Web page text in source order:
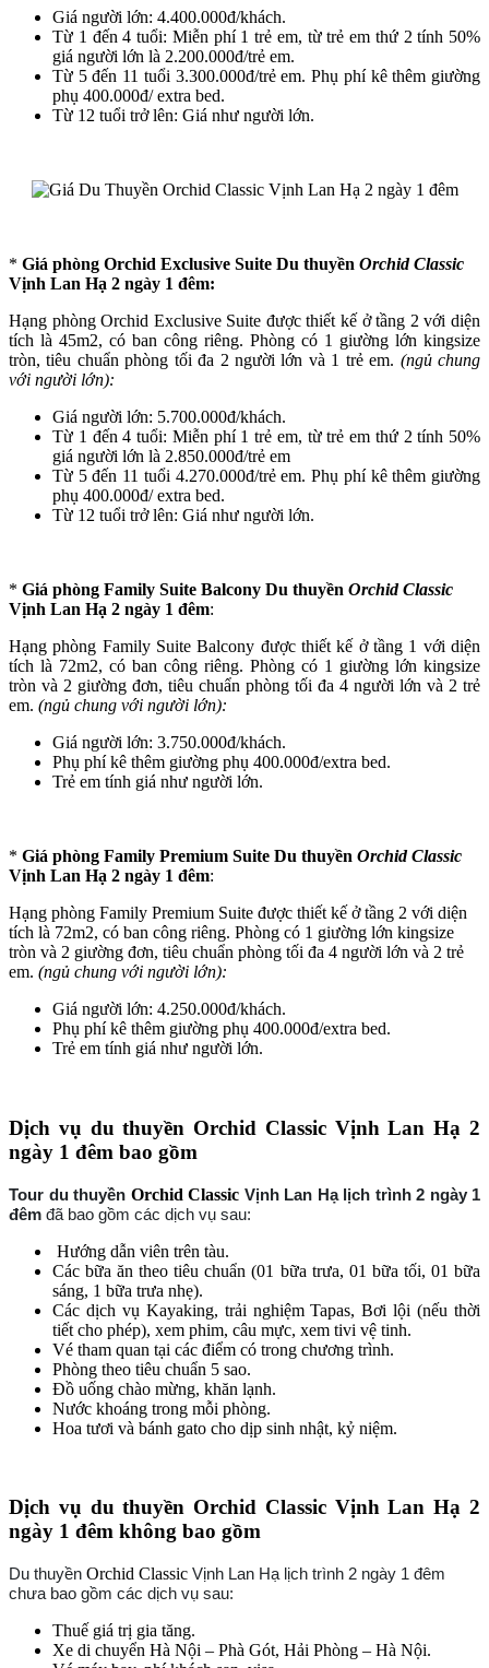
Giá người lớn: 4.400.000đ/khách.
Từ 1 đến 4 tuổi: Miễn phí 1 trẻ em, từ trẻ em thứ 2 tính 50%
giá người lớn là 2.200.000đ/trẻ em.
Từ 5 đến 11 tuổi 3.300.000đ/trẻ em. Phụ phí kê thêm giường
phụ 400.000đ/ extra bed.
Từ 12 tuổi trở lên: Giá như người lớn.
* Giá phòng Orchid Exclusive Suite Du thuyền Orchid Classic
Vịnh Lan Hạ 2 ngày 1 đêm:
Hạng phòng Orchid Exclusive Suite được thiết kế ở tầng 2 với diện
tích là 45m2, có ban công riêng. Phòng có 1 giường lớn kingsize
tròn, tiêu chuẩn phòng tối đa 2 người lớn và 1 trẻ em. (ngủ chung
với người lớn):
Giá người lớn: 5.700.000đ/khách.
Từ 1 đến 4 tuổi: Miễn phí 1 trẻ em, từ trẻ em thứ 2 tính 50%
giá người lớn là 2.850.000đ/trẻ em
Từ 5 đến 11 tuổi 4.270.000đ/trẻ em. Phụ phí kê thêm giường
phụ 400.000đ/ extra bed.
Từ 12 tuổi trở lên: Giá như người lớn.
* Giá phòng Family Suite Balcony Du thuyền Orchid Classic
Vịnh Lan Hạ 2 ngày 1 đêm:
Hạng phòng Family Suite Balcony được thiết kế ở tầng 1 với diện
tích là 72m2, có ban công riêng. Phòng có 1 giường lớn kingsize
tròn và 2 giường đơn, tiêu chuẩn phòng tối đa 4 người lớn và 2 trẻ
em. (ngủ chung với người lớn):
Giá người lớn: 3.750.000đ/khách.
Phụ phí kê thêm giường phụ 400.000đ/extra bed.
Trẻ em tính giá như người lớn.
* Giá phòng Family Premium Suite Du thuyền Orchid Classic
Vịnh Lan Hạ 2 ngày 1 đêm:
Hạng phòng Family Premium Suite được thiết kế ở tầng 2 với diện
tích là 72m2, có ban công riêng. Phòng có 1 giường lớn kingsize
tròn và 2 giường đơn, tiêu chuẩn phòng tối đa 4 người lớn và 2 trẻ
em. (ngủ chung với người lớn):
Giá người lớn: 4.250.000đ/khách.
Phụ phí kê thêm giường phụ 400.000đ/extra bed.
Trẻ em tính giá như người lớn.
Dịch vụ du thuyền Orchid Classic Vịnh Lan Hạ 2
ngày 1 đêm bao gồm
Tour du thuyền Orchid Classic Vịnh Lan Hạ lịch trình 2 ngày 1
đêm đã bao gồm các dịch vụ sau:
Hướng dẫn viên trên tàu.
Các bữa ăn theo tiêu chuẩn (01 bữa trưa, 01 bữa tối, 01 bữa
sáng, 1 bữa trưa nhẹ).
Các dịch vụ Kayaking, trải nghiệm Tapas, Bơi lội (nếu thời
tiết cho phép), xem phim, câu mực, xem tivi vệ tinh.
Vé tham quan tại các điểm có trong chương trình.
Phòng theo tiêu chuẩn 5 sao.
Đồ uống chào mừng, khăn lạnh.
Nước khoáng trong mỗi phòng.
Hoa tươi và bánh gato cho dịp sinh nhật, kỷ niệm.
Dịch vụ du thuyền Orchid Classic Vịnh Lan Hạ 2
ngày 1 đêm không bao gồm
Du thuyền Orchid Classic Vịnh Lan Hạ lịch trình 2 ngày 1 đêm
chưa bao gồm các dịch vụ sau:
Thuế giá trị gia tăng.
Xe di chuyển Hà Nội – Phà Gót, Hải Phòng – Hà Nội.